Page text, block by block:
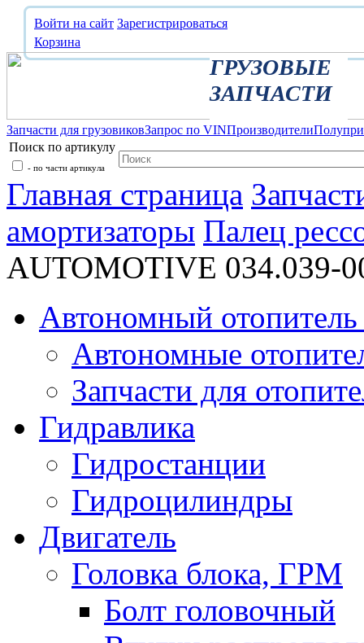
Войти на сайт Зарегистрироваться
Корзина
ГРУЗОВЫЕ
ЗАПЧАСТИ
Запчасти для грузовиковЗапрос по VINПроизводители
Поиск по артикулу
- по части артикула
Главная страница
амортизаторы Палец
AUTOMOTIVE 034.039-
Автономный отопитель
Автономные
Запчасти для
Гидравлика
Гидростанции
Гидроцилиндры
Двигатель
Головка блока, ГРМ
Болт головочный